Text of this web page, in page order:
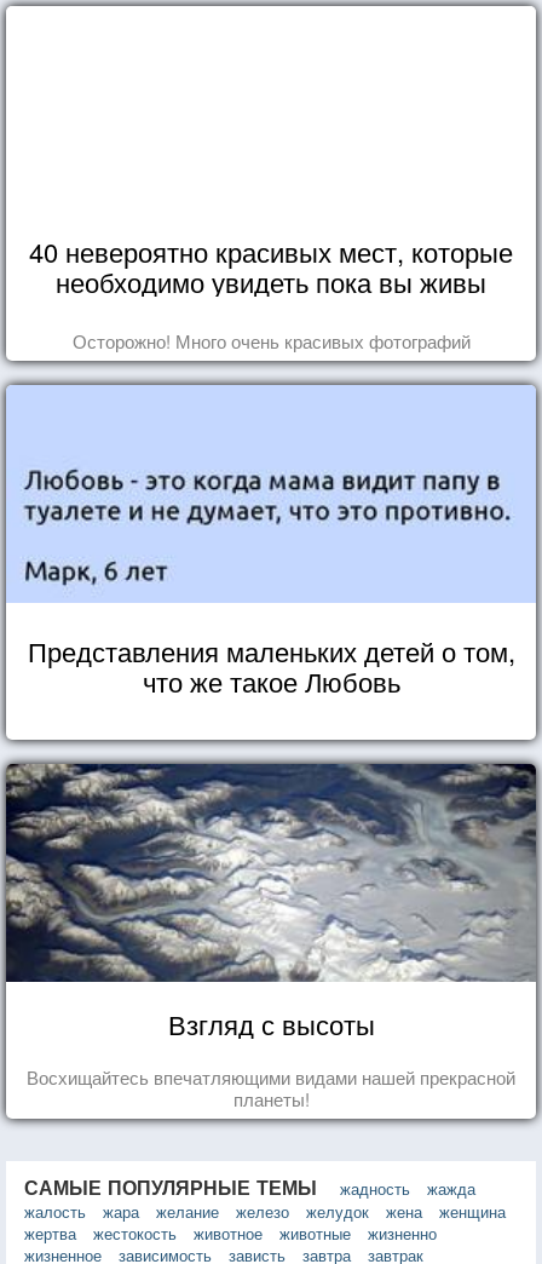
40 невероятно красивых мест, которые
необходимо увидеть пока вы живы
Осторожно! Много очень красивых фотографий
Представления маленьких детей о том,
что же такое Любовь
Взгляд с высоты
Восхищайтесь впечатляющими видами нашей прекрасной
планеты!
САМЫЕ ПОПУЛЯРНЫЕ ТЕМЫ жадность
жажда
жалость
жара желание железо желудок жена
женщина
жертва
жестокость животное животные
жизненно
жизненное
зависимость зависть завтра завтрак